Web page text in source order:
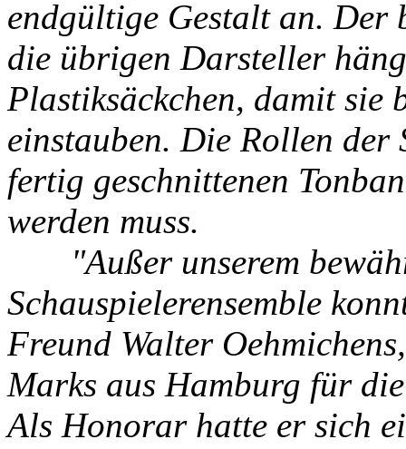
endgültige Gestalt an. Der
die übrigen Darsteller
Plastiksäckchen, damit sie
einstauben. Die Rollen der
fertig geschnittenen
werden muss.
"Außer unserem
Schauspielerensemble
Freund Walter
Marks aus Hamburg für
Als Honorar hatte er sich